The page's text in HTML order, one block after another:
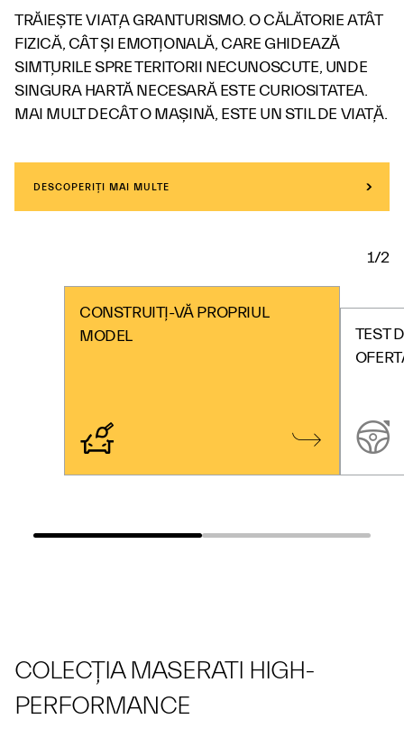
TRĂIEȘTE VIAȚA GRANTURISMO. O CĂLĂTORIE ATÂT
FIZICĂ, CÂT ȘI EMOȚIONALĂ, CARE GHIDEAZĂ
SIMȚURILE SPRE TERITORII NECUNOSCUTE, UNDE
SINGURA HARTĂ NECESARĂ ESTE CURIOSITATEA.
MAI MULT DECÂT O MAȘINĂ, ESTE UN STIL DE VIAȚĂ.
DESCOPERIȚI MAI MULTE
1/2
CONSTRUIȚI-VĂ PROPRIUL
MODEL
TEST
COLECȚIA MASERATI HIGH-
PERFORMANCE